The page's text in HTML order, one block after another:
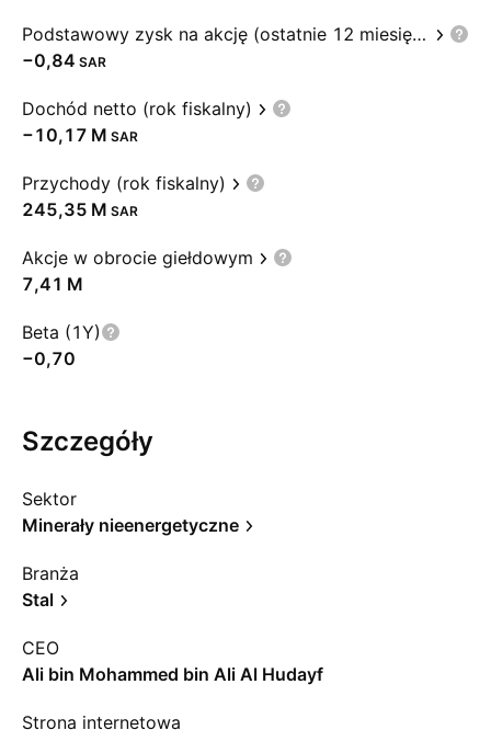
Podstawowy zysk na akcję (ostatnie 12 miesięcy)
−0,84 SAR
Dochód netto (rok fiskalny)
‪−10,17 M‬ SAR
Przychody (rok fiskalny)
‪245,35 M‬ SAR
Akcje w obrocie giełdowym
‪7,41 M‬
Beta (1Y)
−0,70
Szczegóły
Sektor
Minerały nieenergetyczne
Branża
Stal
CEO
Ali bin Mohammed bin Ali Al Hudayf
Strona internetowa